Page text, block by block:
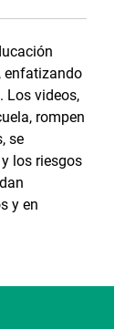
enfatizando
Los videos,
rompen
se
los riesgos
y en